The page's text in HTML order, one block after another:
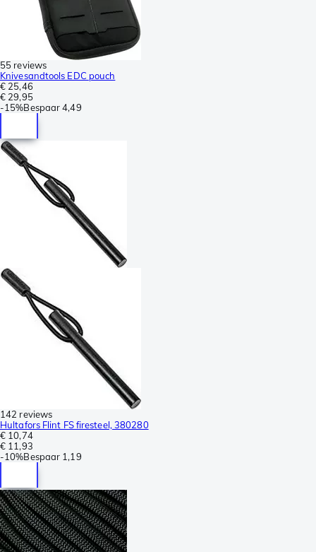
55 reviews
Knivesandtools EDC pouch
€ 25,46
€ 29,95
-15%Bespaar 4,49
142 reviews
Hultafors Flint FS firesteel, 380280
€ 10,74
€ 11,93
-10%Bespaar 1,19